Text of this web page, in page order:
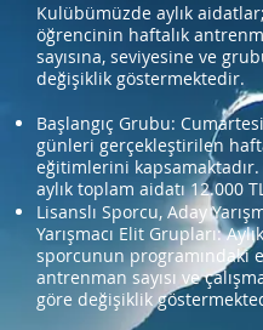
Kulübümüzde aylık aidatlar;
öğrencinin haftalık
sayısına, seviyesine ve
değişiklik göstermektedir.
Başlangıç Grubu:
günleri gerçekleştirilen
eğitimlerini
aylık toplam aidatı 12.000
Lisanslı Sporcu, Aday
Yarışmacı Elit Grupları:
sporcunun programındaki
antrenman sayısı ve
göre değişiklik